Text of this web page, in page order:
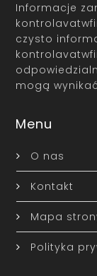
Informacje
czysto
mogą
Menu
O nas
Kontakt
Mapa
Polityka